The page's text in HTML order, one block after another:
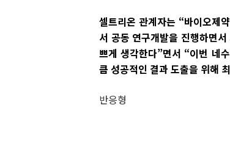
셀트리온 관계자는 “바이오제
서 공동 연구개발을 진행하면
쁘게 생각한다”면서 “이번 네
큼 성공적인 결과 도출을 위해
반응형